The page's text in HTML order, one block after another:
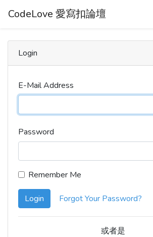
CodeLove 愛寫扣論壇
Login
E-Mail Address
Password
Remember Me
Login Forgot Your Password?
或者是